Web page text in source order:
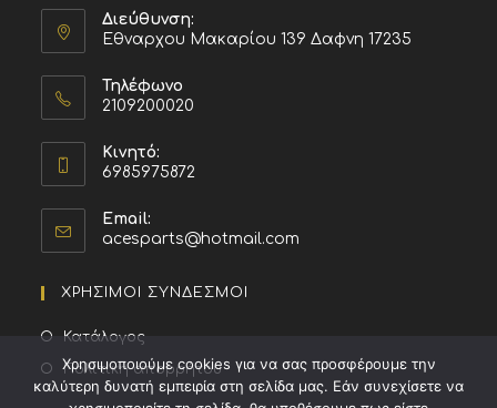
Διεύθυνση:
Εθναρχου Μακαρίου 139 Δαφνη 17235
Τηλέφωνο
2109200020
Κινητό:
6985975872
Email:
acesparts@hotmail.com
ΧΡΗΣΙΜΟΙ ΣΥΝΔΕΣΜΟΙ
Κατάλογος
Πολιτική απορρήτου
Χρησιμοποιούμε cookies για να σας προσφέρουμε την
καλύτερη δυνατή εμπειρία στη σελίδα μας. Εάν συνεχίσετε να